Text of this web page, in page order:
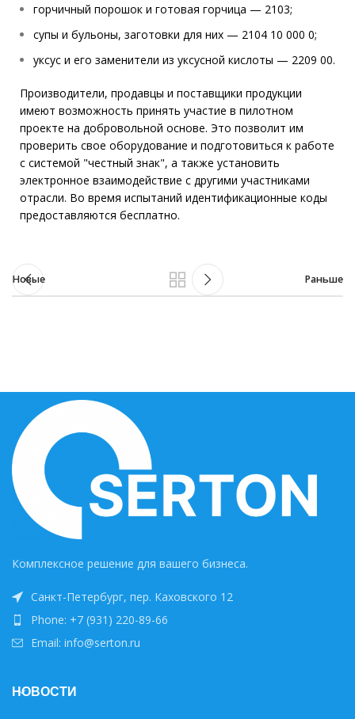
горчичный порошок и готовая горчица — 2103;
супы и бульоны, заготовки для них — 2104 10 000 0;
уксус и его заменители из уксусной кислоты — 2209 00.
Производители, продавцы и поставщики продукции
имеют возможность принять участие в пилотном
проекте на добровольной основе. Это позволит им
проверить свое оборудование и подготовиться к работе
с системой "честный знак", а также установить
электронное взаимодействие с другими участниками
отрасли. Во время испытаний идентификационные коды
предоставляются бесплатно.
Новые Раньше
Комплексное решение для вашего бизнеса.
Санкт-Петербург, пер. Каховского 12
Phone: +7 (931) 220-89-66
Email: info@serton.ru
НОВОСТИ